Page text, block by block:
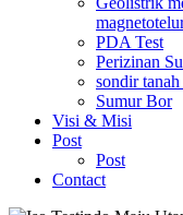
PDA Test
Perizinan
sondir
Sumur Bor
Visi & Misi
Post
Post
Contact